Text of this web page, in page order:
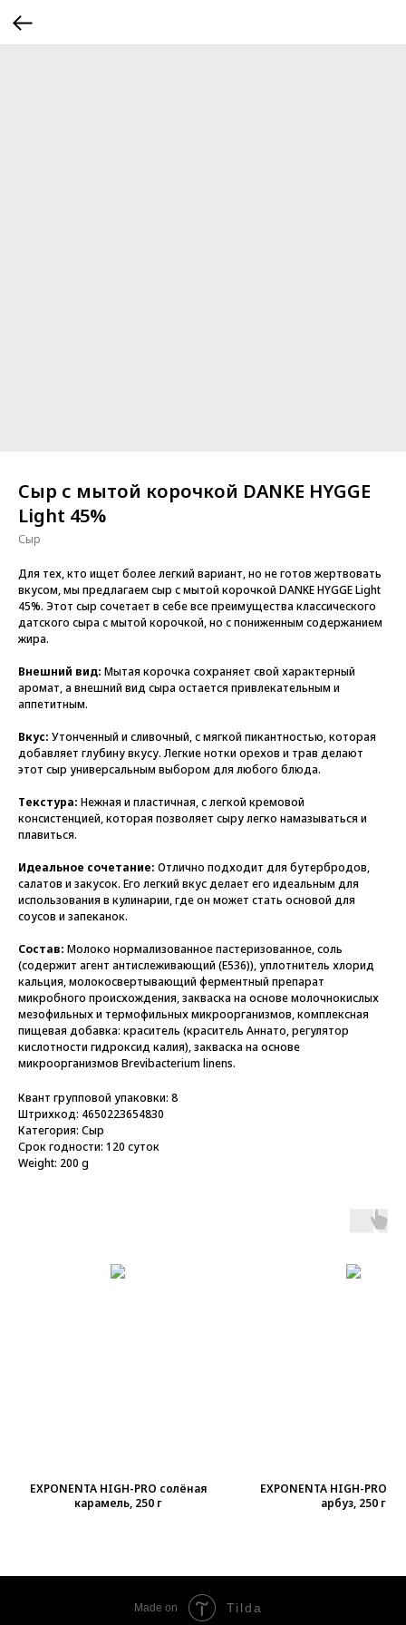
Сыр с мытой корочкой DANKE HYGGE
Light 45%
Сыр
Для тех, кто ищет более легкий вариант, но не готов жертвовать
вкусом, мы предлагаем сыр с мытой корочкой DANKE HYGGE Light
45%. Этот сыр сочетает в себе все преимущества классического
датского сыра с мытой корочкой, но с пониженным содержанием
жира.
Внешний вид: Мытая корочка сохраняет свой характерный
аромат, а внешний вид сыра остается привлекательным и
аппетитным.
Вкус: Утонченный и сливочный, с мягкой пикантностью, которая
добавляет глубину вкусу. Легкие нотки орехов и трав делают
этот сыр универсальным выбором для любого блюда.
Текстура: Нежная и пластичная, с легкой кремовой
консистенцией, которая позволяет сыру легко намазываться и
плавиться.
Идеальное сочетание: Отлично подходит для бутербродов,
салатов и закусок. Его легкий вкус делает его идеальным для
использования в кулинарии, где он может стать основой для
соусов и запеканок.
Состав: Молоко нормализованное пастеризованное, соль
(содержит агент антислеживающий (Е536)), уплотнитель хлорид
кальция, молокосвертывающий ферментный препарат
микробного происхождения, закваска на основе молочнокислых
мезофильных и термофильных микроорганизмов, комплексная
пищевая добавка: краситель (краситель Аннато, регулятор
кислотности гидроксид калия), закваска на основе
микроорганизмов Brevibacterium linens.
Квант групповой упаковки: 8
Штрихкод: 4650223654830
Категория: Сыр
Срок годности: 120 суток
Weight: 200 g
EXPONENTA HIGH-PRO солёная
карамель, 250 г
EXPONENTA HIGH-PRO
арбуз, 250 г
Made on Tilda